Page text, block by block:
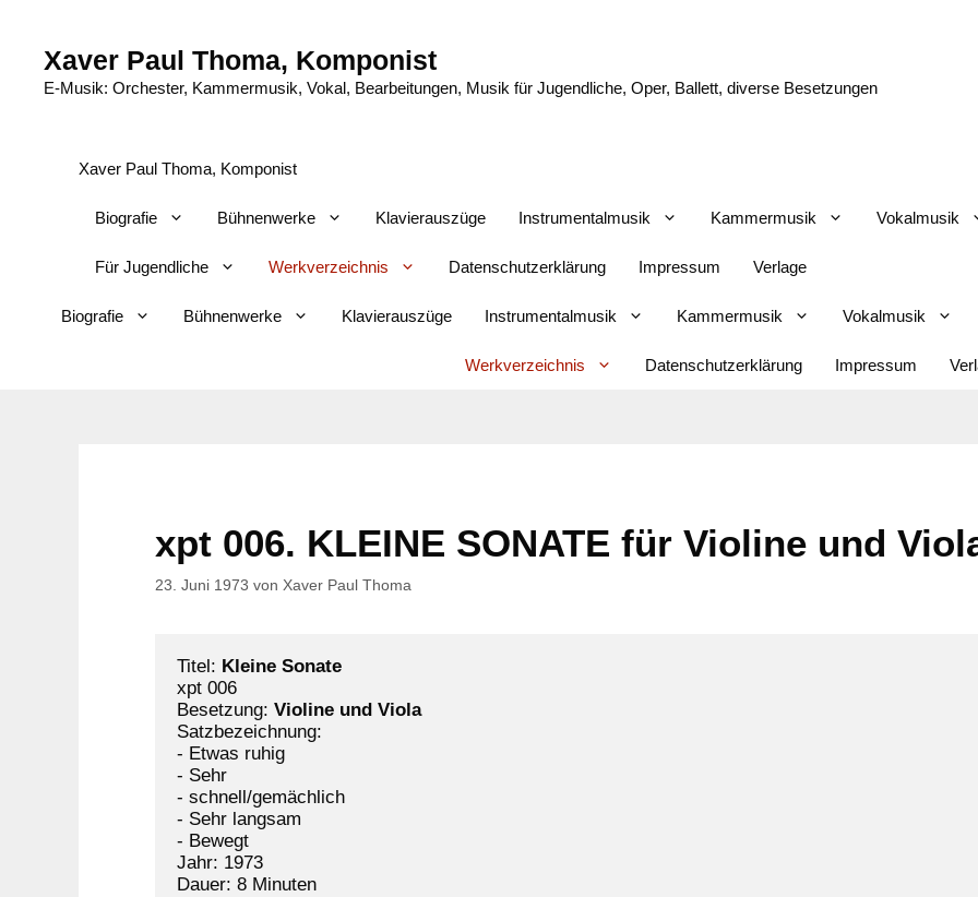
springenXaver Paul Thoma, Komponist
E-Musik: Orchester, Kammermusik, Vokal, Bearbeitungen, Musik für Jugendliche, Oper, Ballett, diverse Besetzungen
Xaver Paul Thoma, Komponist
Biografie Bühnenwerke Klavierauszüge Instrumentalmusik Kammermusik Vokalmusik
Für Jugendliche Werkverzeichnis Datenschutzerklärung Impressum Verlage
Biografie Bühnenwerke Klavierauszüge Instrumentalmusik Kammermusik Vokalmusik
Werkverzeichnis Datenschutzerklärung Impressum
xpt 006. KLEINE SONATE für Violine und
23. Juni 1973 von Xaver Paul Thoma
Titel: Kleine Sonate
xpt 006
Besetzung: Violine und Viola
Satzbezeichnung:
- Etwas ruhig
- Sehr
- schnell/gemächlich
- Sehr langsam
- Bewegt
Jahr: 1973
Dauer: 8 Minuten